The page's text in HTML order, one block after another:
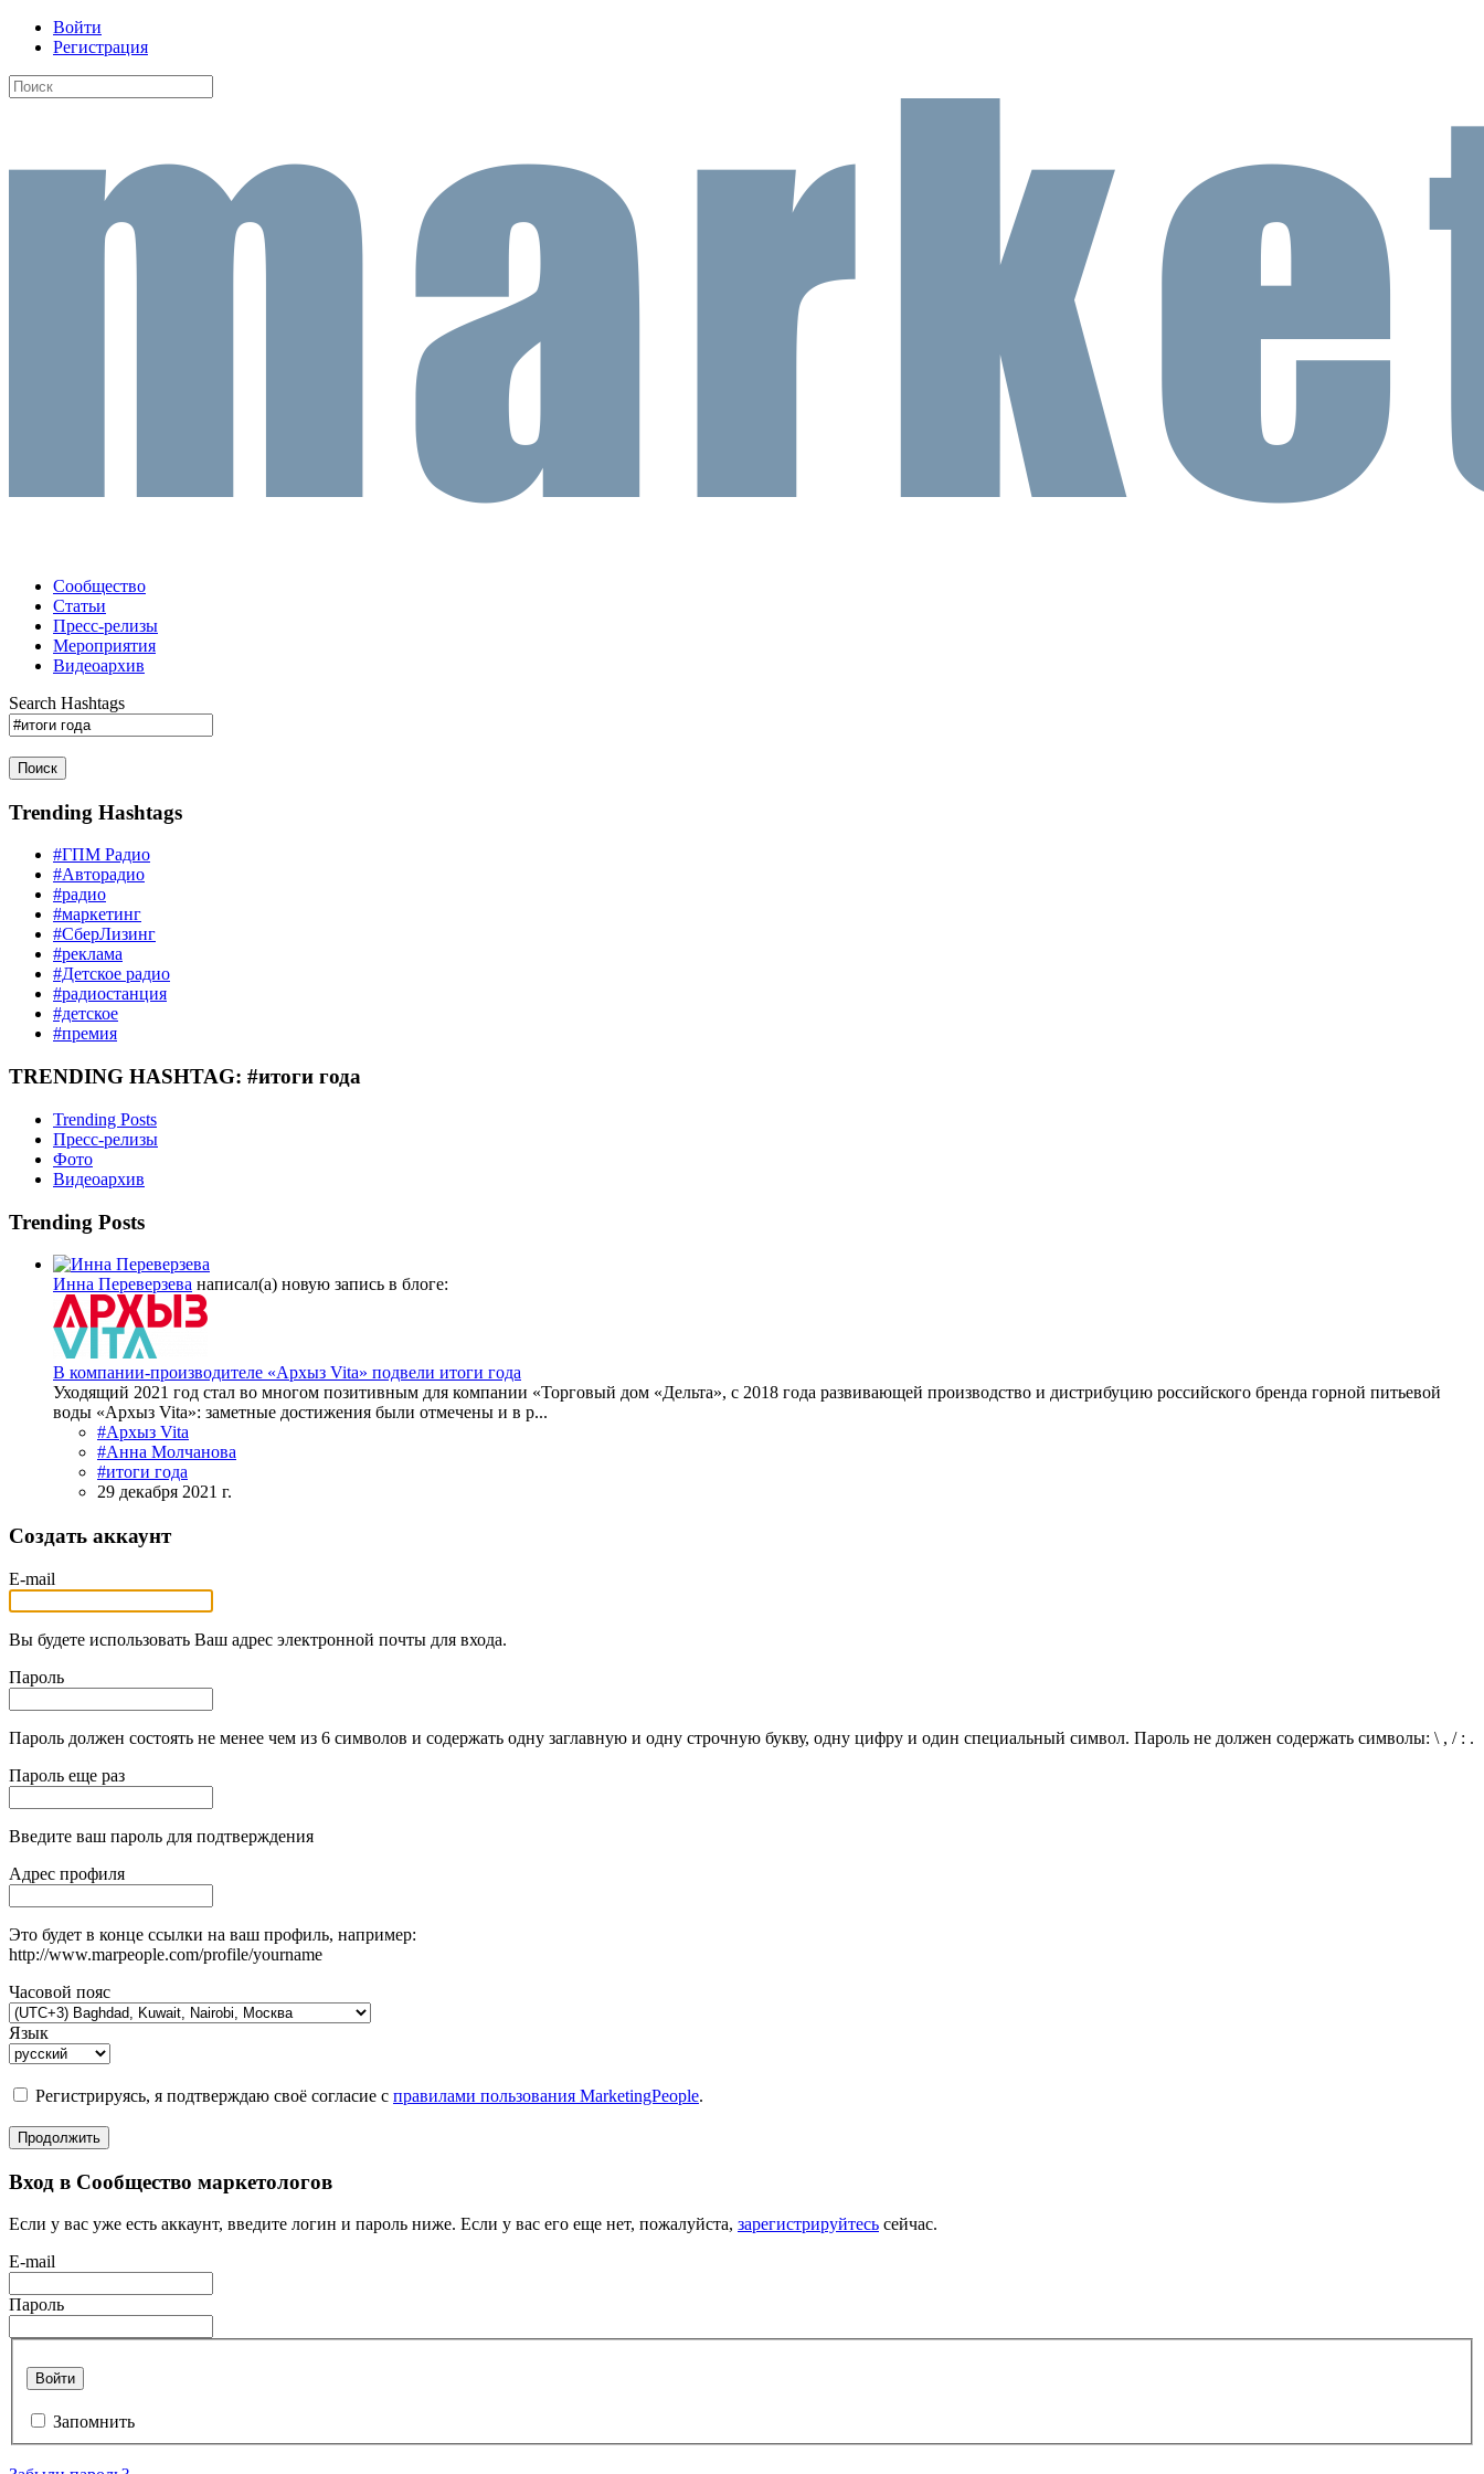
Войти
Регистрация
Сообщество
Статьи
Пресс-релизы
Мероприятия
Видеоархив
Search Hashtags
Поиск
Trending Hashtags
#ГПМ Радио
#Авторадио
#радио
#маркетинг
#СберЛизинг
#реклама
#Детское радио
#радиостанция
#детское
#премия
TRENDING HASHTAG: #итоги года
Trending Posts
Пресс-релизы
Фото
Видеоархив
Trending Posts
Инна Переверзева написал(а) новую запись в блоге:
В компании-производителе «Архыз Vita» подвели итоги года
Уходящий 2021 год стал во многом позитивным для компании «Торговый дом «Дельта», с 2018 года развивающей производство и дистрибуцию российского бренда горной питьевой
воды «Архыз Vita»: заметные достижения были отмечены и в р...
#Архыз Vita
#Анна Молчанова
#итоги года
29 декабря 2021 г.
Создать аккаунт
E-mail
Вы будете использовать Ваш адрес электронной почты для входа.
Пароль
Пароль должен состоять не менее чем из 6 символов и содержать одну заглавную и одну строчную букву, одну цифру и один специальный символ. Пароль не должен содержать символы: \ , / : .
Пароль еще раз
Введите ваш пароль для подтверждения
Адрес профиля
Это будет в конце ссылки на ваш профиль, например:
http://www.marpeople.com/profile/yourname
Часовой пояс
Язык
Регистрируясь, я подтверждаю своё согласие с правилами пользования MarketingPeople.
Продолжить
Вход в Сообщество маркетологов
Если у вас уже есть аккаунт, введите логин и пароль ниже. Если у вас его еще нет, пожалуйста, зарегистрируйтесь сейчас.
E-mail
Пароль
Войти
Запомнить